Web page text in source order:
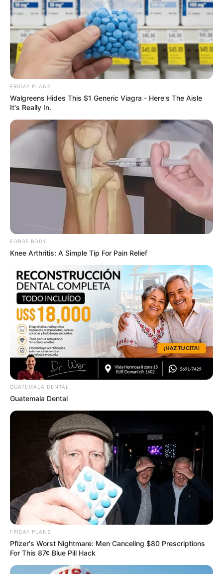
If You Owe $20,000 Across 4 Credit Cards, Stop
Sending 4 Separate Checks
JG WENTWORTH
Pfizer's Worst Nightmare: Men Canceling $80
Prescriptions For This 87¢ Blue Pill Hack
Guatemala Dental
GUATEMALA DENTAL
Walgreens Hides This $1 Generic Viagra - Here's
The Aisle It's Really In.
FRIDAY PLANS
FRIDAY PLANS
Walgreens Hides This $1 Generic Viagra - Here's The Aisle
It's Really In.
FORGE BODY
Knee Arthritis: A Simple Tip For Pain Relief
GUATEMALA DENTAL
Guatemala Dental
FRIDAY PLANS
Pfizer's Worst Nightmare: Men Canceling $80 Prescriptions
For This 87¢ Blue Pill Hack